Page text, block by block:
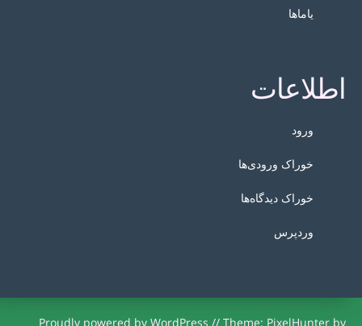
یاماها
اطلاعات
ورود
خوراک ورودی‌ها
خوراک دیدگاه‌ها
وردپرس
Proudly powered by WordPress // Theme: PixelHunter by